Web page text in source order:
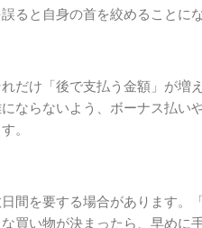
ると自身の首を絞めることに
だけ「後で支払う金額」が増
ならないよう、ボーナス払い
。
間を要する場合があります。
買い物が決まったら、早めに